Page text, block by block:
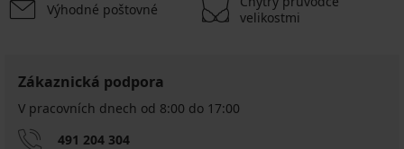
Výhodné poštovné
velikostmi
Zákaznická podpora
V pracovních dnech od 8:00 do 17:00
491 204 304